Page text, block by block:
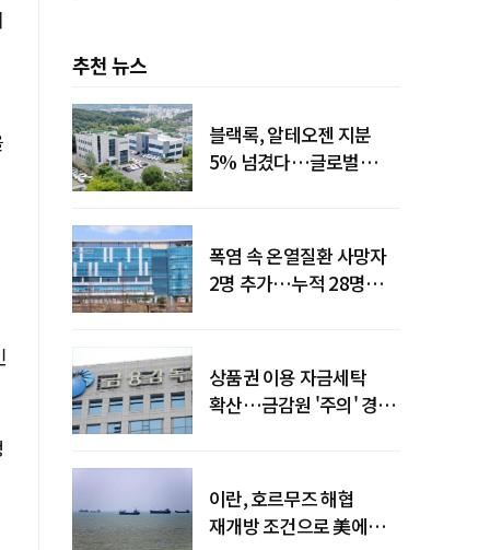
추천 뉴스
블랙록, 알테오젠 지분
5% 넘겼다…글로벌
폭염 속 온열질환 사망자
2명 추가…누적 28명으로
상품권 이용 자금세탁
확산…금감원 '주의' 경보
이란, 호르무즈 해협
재개방 조건으로 美에